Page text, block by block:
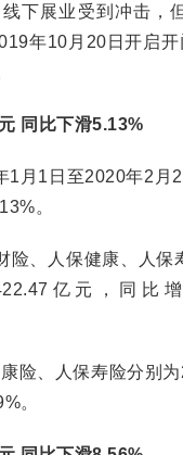
展业受到冲击，
年10月20日开启
同比下滑5.13%
1日至2020年2月
。
、人保健康、人保
亿元，同比增
、人保寿险分别
。